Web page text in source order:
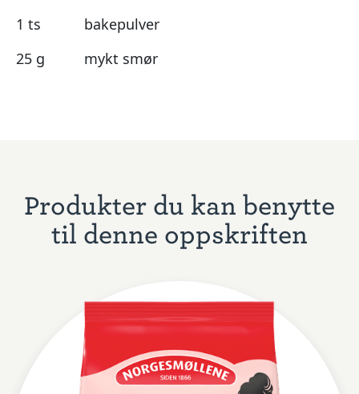
1 ts
bakepulver
25 g
mykt smør
Produkter du kan benytte
til denne oppskriften